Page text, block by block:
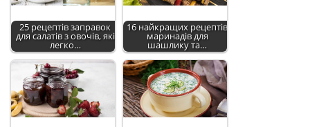
25 рецептів заправок
для салатів з овочів, які
легко…
16 найкращих рецептів
маринадів для
шашлику та…